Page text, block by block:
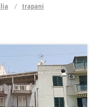
trapani